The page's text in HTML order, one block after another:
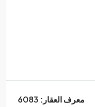
معرف العقار: